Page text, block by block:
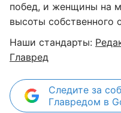
побед, и женщины на
высоты собственного
Наши стандарты:
Главред
Следите за
Главредом в